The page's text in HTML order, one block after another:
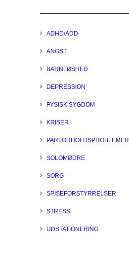
ADHD/ADD
ANGST
BARNLØSHED
DEPRESSION
FYSISK SYGDOM
KRISER
PARFORHOLDSPROBLEMER
SOLOMØDRE
SORG
SPISEFORSTYRRELSER
STRESS
UDSTATIONERING